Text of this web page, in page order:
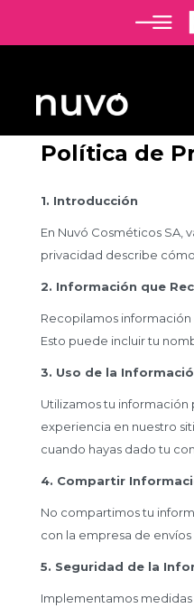
Política de
1. Introducción
En Nuvó Cosméticos
privacidad describe
2. Información que
Recopilamos
Esto puede incluir tu
3. Uso de la
Utilizamos tu información
experiencia en nuestro
cuando hayas dado tu
4. Compartir
No compartimos tu
con la empresa de envíos
5. Seguridad de la
Implementamos